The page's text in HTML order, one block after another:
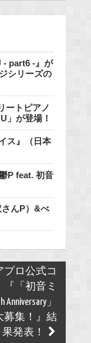
- part6 -』が
シリーズの
ートピアノ
」が登場！
ス』（日本
P feat. 初音
んP）&べ
プロ公式コ
『「初音ミ
Anniversary」
募集！』結
果発表！